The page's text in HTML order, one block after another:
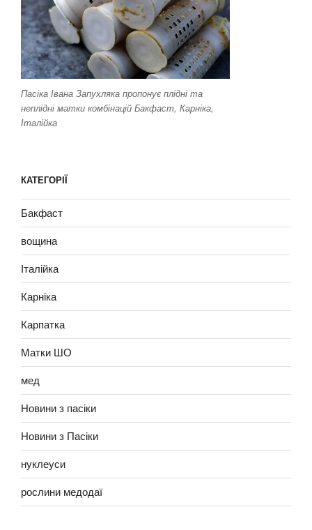
Пасіка Івана Запухляка пропонує плідні та
неплідні матки комбінацій Бакфаст, Карніка,
Італійка
КАТЕГОРІЇ
Бакфаст
вощина
Італійка
Карніка
Карпатка
Матки ШО
мед
Новини з пасіки
Новини з Пасіки
нуклеуси
рослини медодаї